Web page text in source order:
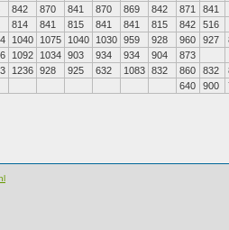
842 870 841 870 869 842 871
841
814 841 815 841 841 815 842
516
1040 1075 1040 1030 959 928 960 927
1092 1034 903 934 934 904
873
1236 928 925 632 1083 832 860 832
640 900